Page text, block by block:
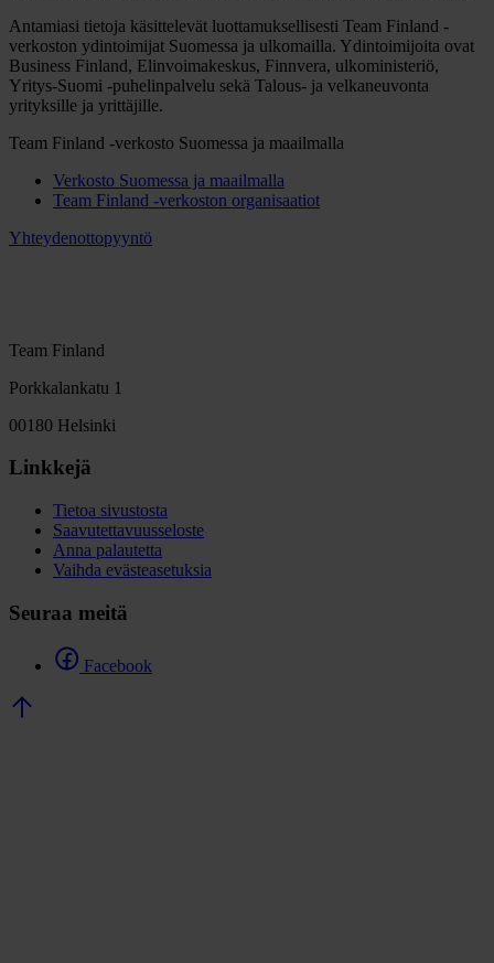
Antamiasi tietoja käsittelevät luottamuksellisesti Team Finland -
verkoston ydintoimijat Suomessa ja ulkomailla. Ydintoimijoita ovat
Business Finland, Elinvoimakeskus, Finnvera, ulkoministeriö,
Yritys-Suomi -puhelinpalvelu sekä Talous- ja velkaneuvonta
yrityksille ja yrittäjille.
Team Finland -verkosto Suomessa ja maailmalla
Verkosto Suomessa ja maailmalla
Team Finland -verkoston organisaatiot
Yhteydenottopyyntö
Team Finland
Porkkalankatu 1
00180 Helsinki
Linkkejä
Tietoa sivustosta
Saavutettavuusseloste
Anna palautetta
Vaihda evästeasetuksia
Seuraa meitä
Facebook